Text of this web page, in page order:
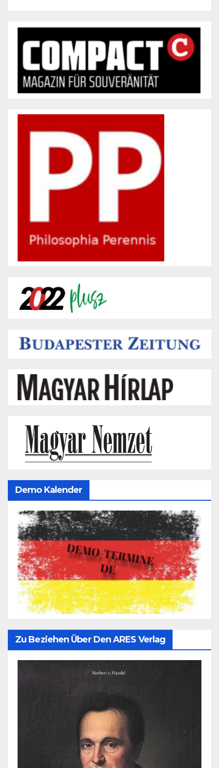
Demo Kalender
Zu Beziehen Über Den ARES Verlag